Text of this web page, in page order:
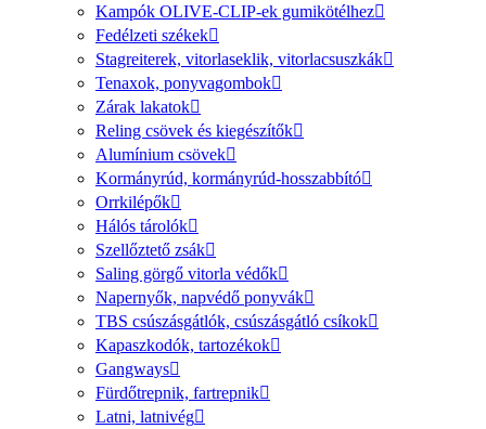
Kampók OLIVE-CLIP-ek gumikötélhez
Fedélzeti székek
Stagreiterek, vitorlaseklik, vitorlacsuszkák
Tenaxok, ponyvagombok
Zárak lakatok
Reling csövek és kiegészítők
Alumínium csövek
Kormányrúd, kormányrúd-hosszabbító
Orrkilépők
Hálós tárolók
Szellőztető zsák
Saling görgő vitorla védők
Napernyők, napvédő ponyvák
TBS csúszásgátlók, csúszásgátló csíkok
Kapaszkodók, tartozékok
Gangways
Fürdőtrepnik, fartrepnik
Latni, latnivég